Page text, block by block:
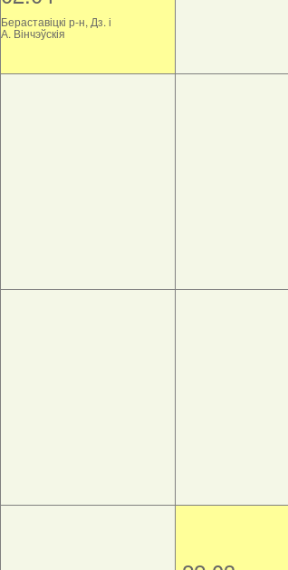
Бераставіцкі р-н, Дз. і
А. Вінчэўскія